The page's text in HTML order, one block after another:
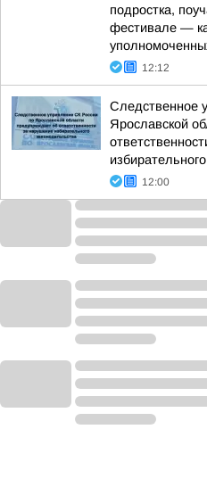
подростка,
фестивале —
12:12
Следственное
Ярославской
12:00